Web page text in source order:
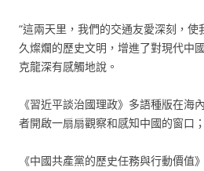
“這兩天里，我們的交通友愛深刻，
久燦爛的歷史文明，增進了對現代中
克龍深有感觸地說。
《習近平談治國理政》多語種版在海
者開啟一扇扇觀察和感知中國的窗口；
《中國共產黨的歷史任務與行動價值